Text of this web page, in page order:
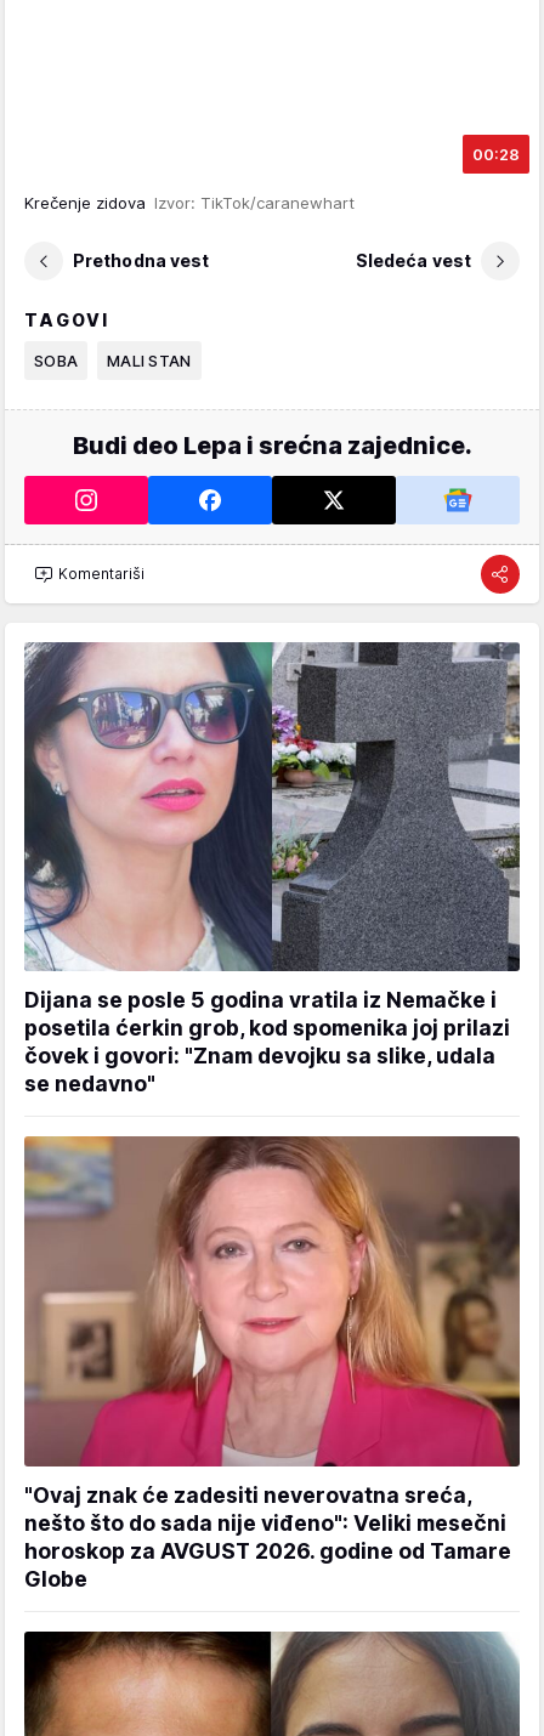
00:28
Krečenje zidova Izvor: TikTok/caranewhart
Prethodna vest Sledeća vest
TAGOVI
SOBA MALI STAN
Budi deo Lepa i srećna zajednice.
Komentariši
Dijana se posle 5 godina vratila iz Nemačke i
posetila ćerkin grob, kod spomenika joj prilazi
čovek i govori: "Znam devojku sa slike, udala
se nedavno"
"Ovaj znak će zadesiti neverovatna sreća,
nešto što do sada nije viđeno": Veliki mesečni
horoskop za AVGUST 2026. godine od Tamare
Globe